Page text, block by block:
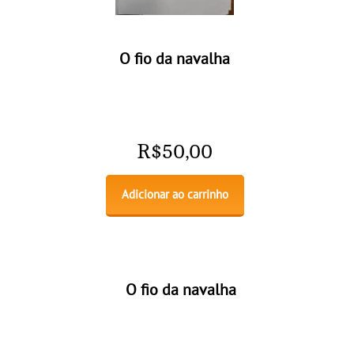
O fio da navalha
R$50,00
Adicionar ao carrinho
O fio da navalha